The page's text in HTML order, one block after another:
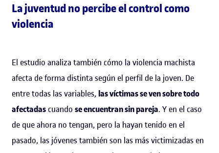
La juventud no percibe el control como
violencia
El estudio analiza también cómo la violencia machista
afecta de forma distinta según el perfil de la joven. De
entre todas las variables, las víctimas se ven sobre todo
afectadascuando se encuentran sin pareja. Y en el caso
de que ahora no tengan, pero la hayan tenido en el
pasado, las jóvenes también son las más victimizadas en